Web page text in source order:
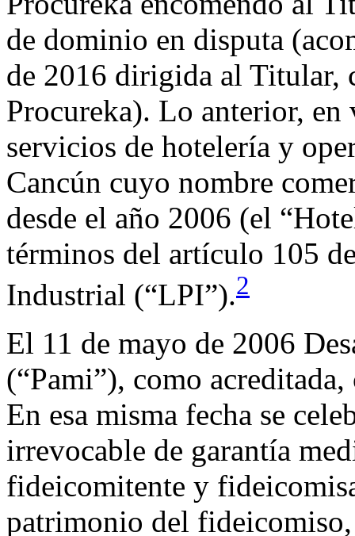
de dominio en disputa
de 2016 dirigida al Titular,
Procureka). Lo anterior, en
servicios de hotelería y
Cancún cuyo nombre
desde el año 2006 (el
términos del artículo 105
Industrial (“LPI”).2
El 11 de mayo de 2006
(“Pami”), como
En esa misma fecha se
irrevocable de garantía
fideicomitente y
patrimonio del